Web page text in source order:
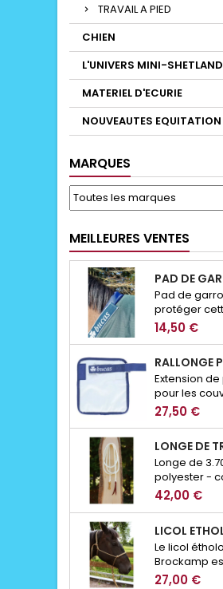
TRAVAIL A PIED
CHIEN
L'UNIVERS MINI-SHETLAND
MATERIEL D'ECURIE
NOUVEAUTES EQUITATION
MARQUES
MEILLEURES VENTES
Pad de
protéger
sesnsible des
éventuels
14,50 €
Extension
pour les
de la marque
avec
27,50 €
Longe de
polyester -
13mm
42,00 €
Le licol
Brockamp
en corde
27,00 €